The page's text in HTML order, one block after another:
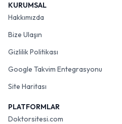
KURUMSAL
Hakkımızda
Bize Ulaşın
Gizlilik Politikası
Google Takvim Entegrasyonu
Site Haritası
PLATFORMLAR
Doktorsitesi.com